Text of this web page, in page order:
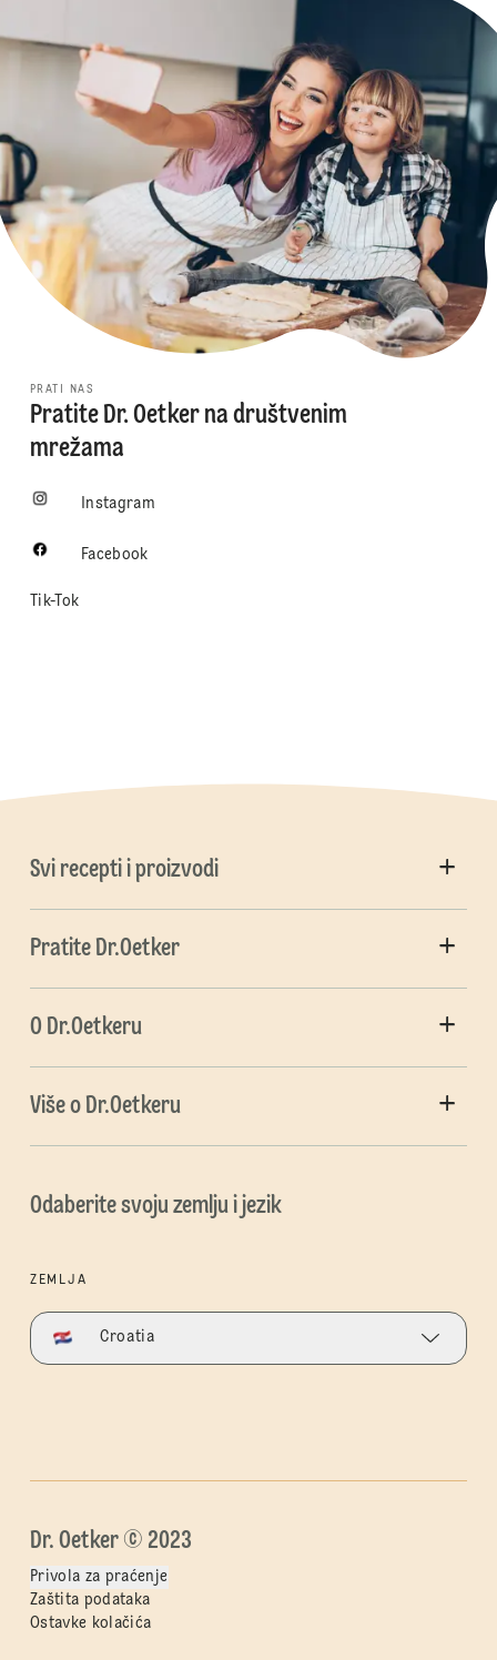
PRATI NAS
Pratite Dr. Oetker na društvenim
mrežama
Instagram
Facebook
Tik-Tok
Svi recepti i proizvodi
Pratite Dr.Oetker
O Dr.Oetkeru
Više o Dr.Oetkeru
Odaberite svoju zemlju i jezik
ZEMLJA
Croatia
Dr. Oetker © 2023
Privola za praćenje
Zaštita podataka
Ostavke kolačića